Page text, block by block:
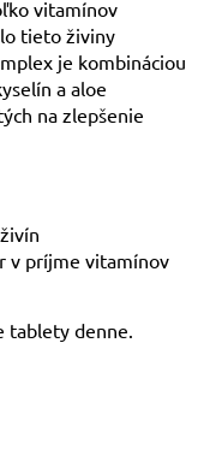
vitamínov
tieto živiny
je kombináciou
a aloe
na zlepšenie
v príjme vitamínov
tablety denne.